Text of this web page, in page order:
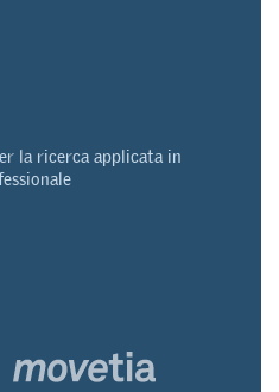
la ricerca applicata in